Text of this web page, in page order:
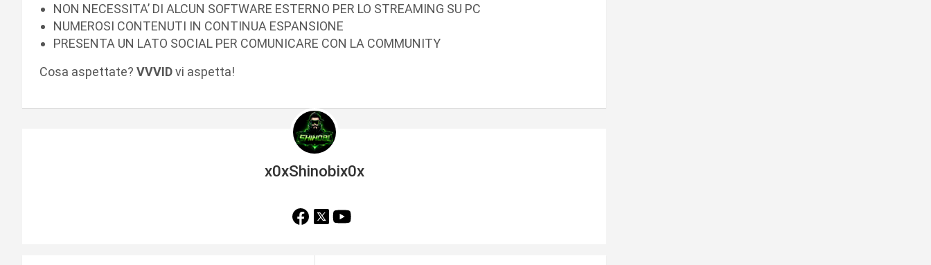
NON NECESSITA’ DI ALCUN SOFTWARE ESTERNO PER LO STREAMING SU PC
NUMEROSI CONTENUTI IN CONTINUA ESPANSIONE
PRESENTA UN LATO SOCIAL PER COMUNICARE CON LA COMMUNITY
Cosa aspettate? VVVIDvi aspetta!
x0xShinobix0x